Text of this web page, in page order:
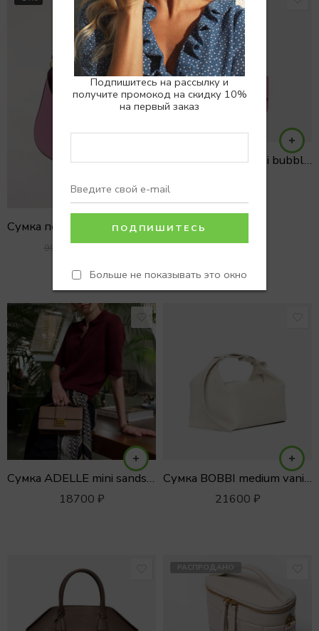
Подпишитесь на рассылку и
получите промокод на скидку 10%
на первый заказ
Больше не показывать это окно
Сумка полукгруглая фиолет
9900 7500₽
Сумка ADELLE mini bubblegum
Сумка ADELLE mini sandstone
18700 ₽
Сумка BOBBI medium vanilla
21600 ₽
РАСПРОДАНО